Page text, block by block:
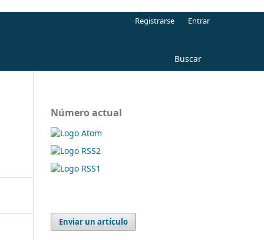
Buscar
Registrarse Entrar
Número actual
Enviar un artículo